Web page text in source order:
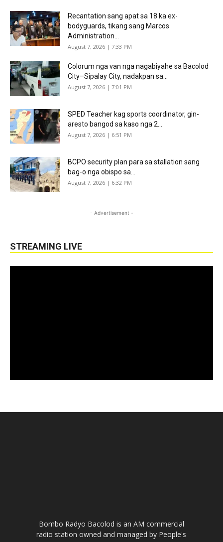
Recantation sang apat sa 18 ka ex-
bodyguards, tikang sang Marcos
Administration...
August 7, 2026 | 7:33 PM
Colorum nga van nga nagabiyahe sa Bacolod
City–Sipalay City, nadakpan sa...
August 7, 2026 | 7:01 PM
SPED Teacher kag sports coordinator, gin-
aresto bangod sa kaso nga 2...
August 7, 2026 | 6:51 PM
BCPO security plan para sa stallation sang
bag-o nga obispo sa...
August 7, 2026 | 6:32 PM
- Advertisement -
STREAMING LIVE
Bombo Radyo Bacolod is an AM commercial
radio station owned and managed by People's